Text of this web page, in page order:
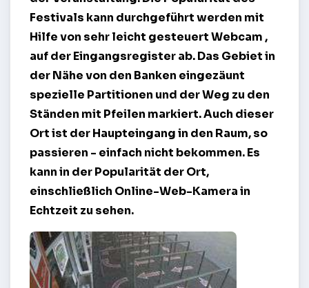
Festivals kann durchgeführt werden mit
Hilfe von sehr leicht gesteuertWebcam,
auf der Eingangsregister ab. Das Gebiet in
der Nähe von den Banken eingezäunt
spezielle Partitionen und der Weg zu den
Ständen mit Pfeilen markiert. Auch dieser
Ort ist der Haupteingang in den Raum, so
passieren - einfach nicht bekommen. Es
kann in der Popularität der Ort,
einschließlich Online-Web-Kamera in
Echtzeit zu sehen.